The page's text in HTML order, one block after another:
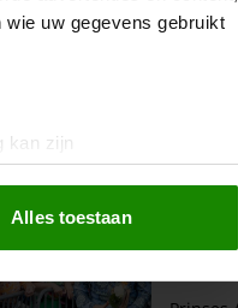
uw gegevens gebruikt
kan zijn
te bieden en om ons
Alles toestaan